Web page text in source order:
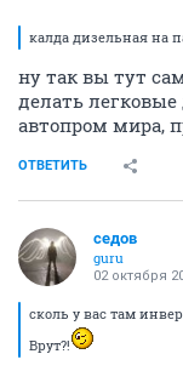
калда дизельная на
ну так вы тут
делать легковые
автопром мира,
ОТВЕТИТЬ
седов
guru
02 октября
сколь у вас там
Врут?!